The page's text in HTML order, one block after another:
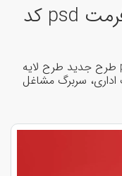
طرح لایه باز سربرگ با فرمت psd کد
طرح لایه باز سربرگ اداری با فرمت psd طرح جدید طرح لایه
سربرگ مشاغل